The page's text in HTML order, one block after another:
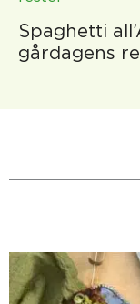
Spaghetti
gårdagens